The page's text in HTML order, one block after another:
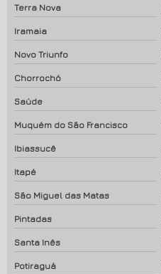
Terra Nova
Iramaia
Novo Triunfo
Chorrochó
Saúde
Muquém do São Francisco
Ibiassucê
Itapé
São Miguel das Matas
Pintadas
Santa Inês
Potiraguá